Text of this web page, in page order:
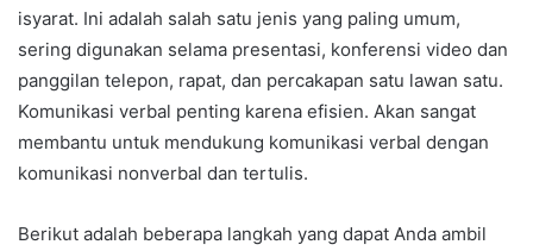
isyarat. Ini adalah salah satu jenis yang paling umum,
sering digunakan selama presentasi, konferensi video dan
panggilan telepon, rapat, dan percakapan satu lawan satu.
Komunikasi verbal penting karena efisien. Akan sangat
membantu untuk mendukung komunikasi verbal dengan
komunikasi nonverbal dan tertulis.
Berikut adalah beberapa langkah yang dapat Anda ambil